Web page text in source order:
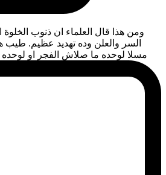
ومن هذا قال العلماء ان ذنوب
السر والعلن وده تهديد عظيم. طيب
مسلا لوحده ما صلاش الفجر او لوحده